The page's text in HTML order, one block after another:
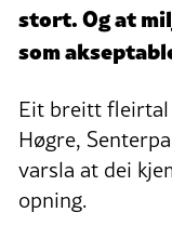
stort. Og at
som
Eit breitt fleirtal
Høgre,
varsla at dei
opning.